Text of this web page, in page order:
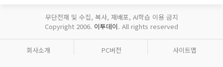
무단전재 및 수집, 복사, 재배포, AI학습 이용 금지
Copyright 2006. 이투데이. All rights reserved
회사소개 PC버전 사이트맵